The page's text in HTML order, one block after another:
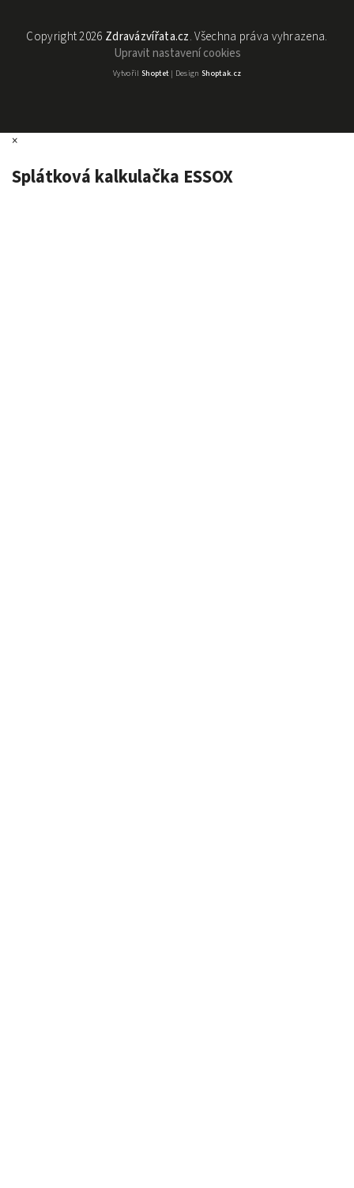
Copyright 2026 Zdravázvířata.cz. Všechna práva vyhrazena.
Upravit nastavení cookies
Vytvořil Shoptet| Design Shoptak.cz
×
Splátková kalkulačka ESSOX